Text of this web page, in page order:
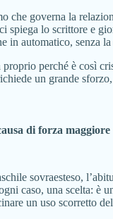
che governa la
spiega lo scrittore e
in automatico, senza
perché è così
un grande
di forza maggiore
sovraesteso,
caso, una scelta: è
un uso scorretto